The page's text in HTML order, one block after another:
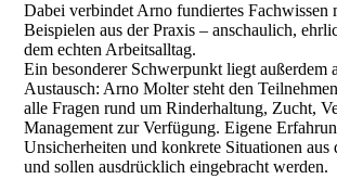
Dabei verbindet Arno fundiertes Fachwissen
Beispielen aus der Praxis – anschaulich,
dem echten Arbeitsalltag.
Ein besonderer Schwerpunkt liegt außerdem
Austausch: Arno Molter steht den
alle Fragen rund um Rinderhaltung, Zucht,
Management zur Verfügung. Eigene
Unsicherheiten und konkrete Situationen aus
und sollen ausdrücklich eingebracht werden.